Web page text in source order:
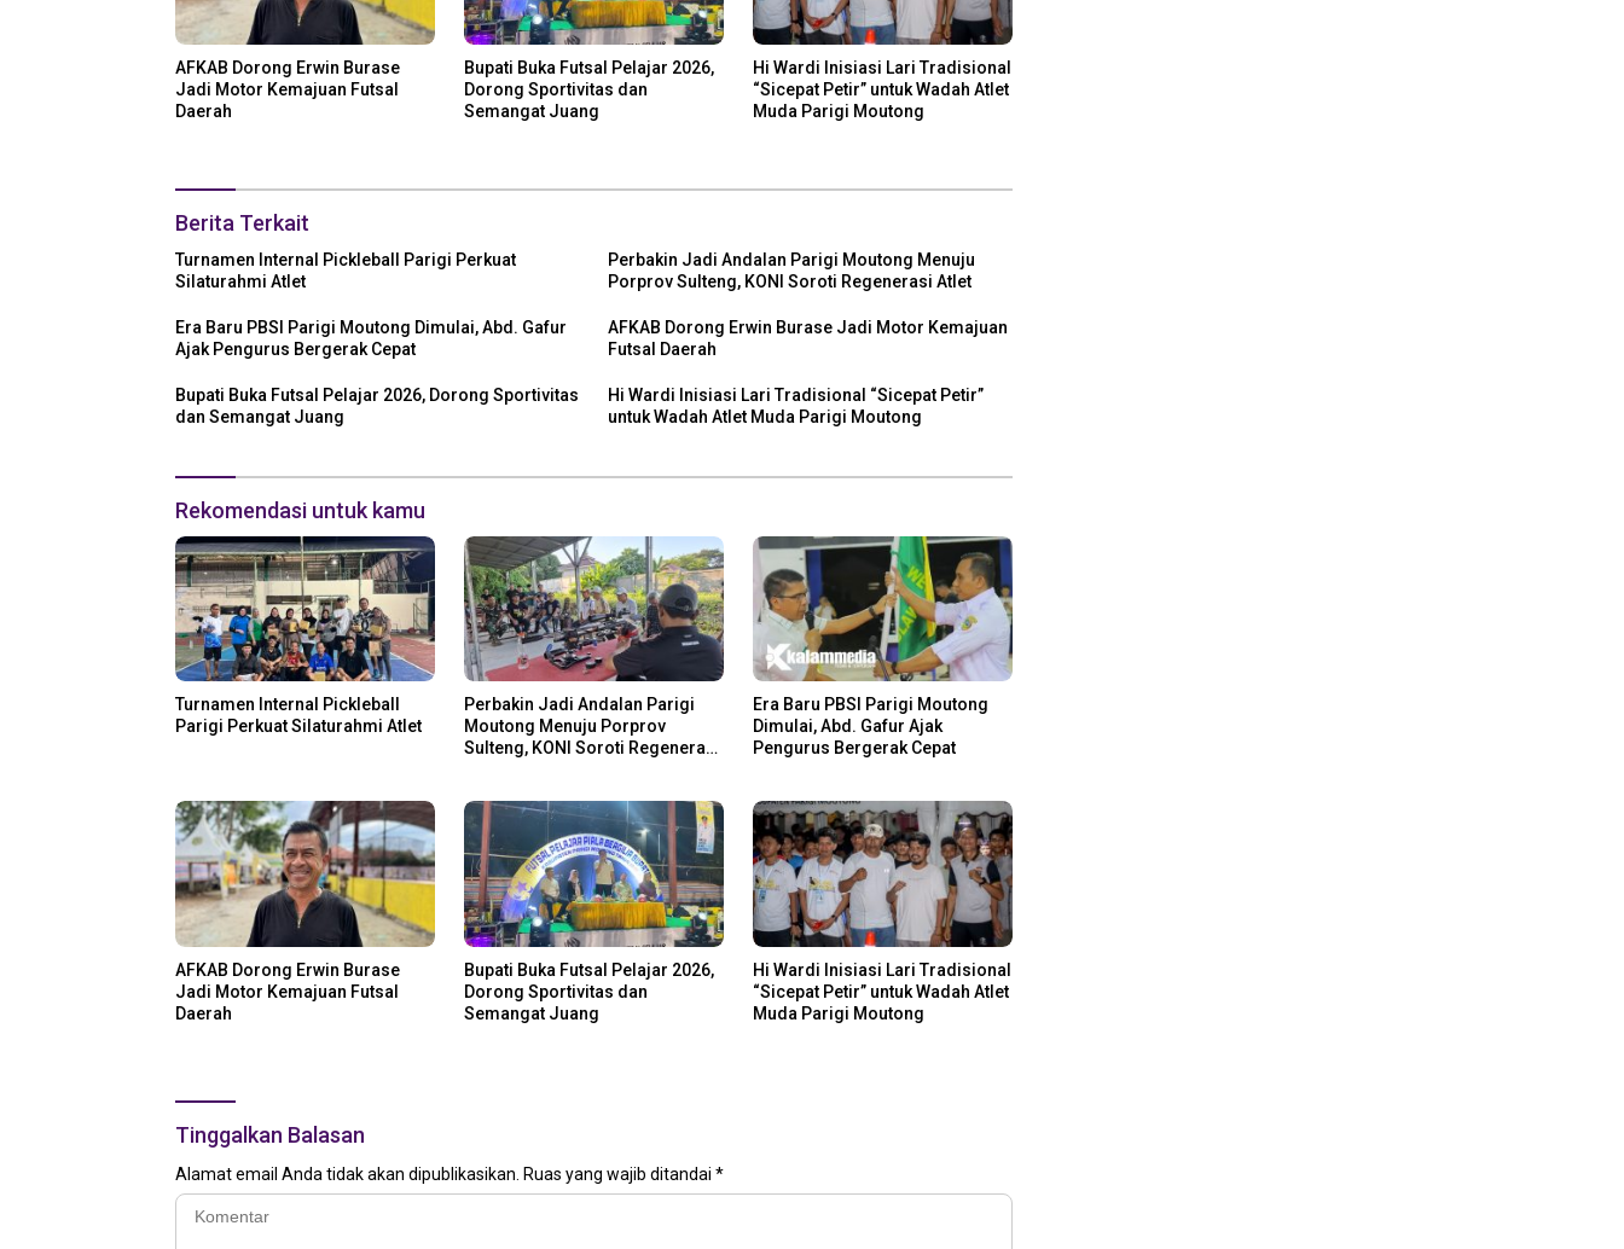
AFKAB Dorong Erwin Burase
Jadi Motor Kemajuan Futsal
Daerah
Bupati Buka Futsal Pelajar 2026,
Dorong Sportivitas dan
Semangat Juang
Hi Wardi Inisiasi Lari Tradisional
“Sicepat Petir” untuk Wadah Atlet
Muda Parigi Moutong
Berita Terkait
Turnamen Internal Pickleball Parigi Perkuat
Silaturahmi Atlet
Perbakin Jadi Andalan Parigi Moutong Menuju
Porprov Sulteng, KONI Soroti Regenerasi Atlet
Era Baru PBSI Parigi Moutong Dimulai, Abd. Gafur
Ajak Pengurus Bergerak Cepat
AFKAB Dorong Erwin Burase Jadi Motor Kemajuan
Futsal Daerah
Bupati Buka Futsal Pelajar 2026, Dorong Sportivitas
dan Semangat Juang
Hi Wardi Inisiasi Lari Tradisional “Sicepat Petir”
untuk Wadah Atlet Muda Parigi Moutong
Rekomendasi untuk kamu
Turnamen Internal Pickleball
Parigi Perkuat Silaturahmi Atlet
Perbakin Jadi Andalan Parigi
Moutong Menuju Porprov
Sulteng, KONI Soroti Regenerasi
Era Baru PBSI Parigi Moutong
Dimulai, Abd. Gafur Ajak
Pengurus Bergerak Cepat
AFKAB Dorong Erwin Burase
Jadi Motor Kemajuan Futsal
Daerah
Bupati Buka Futsal Pelajar 2026,
Dorong Sportivitas dan
Semangat Juang
Hi Wardi Inisiasi Lari Tradisional
“Sicepat Petir” untuk Wadah Atlet
Muda Parigi Moutong
Tinggalkan Balasan
Alamat email Anda tidak akan dipublikasikan. Ruas yang wajib ditandai *